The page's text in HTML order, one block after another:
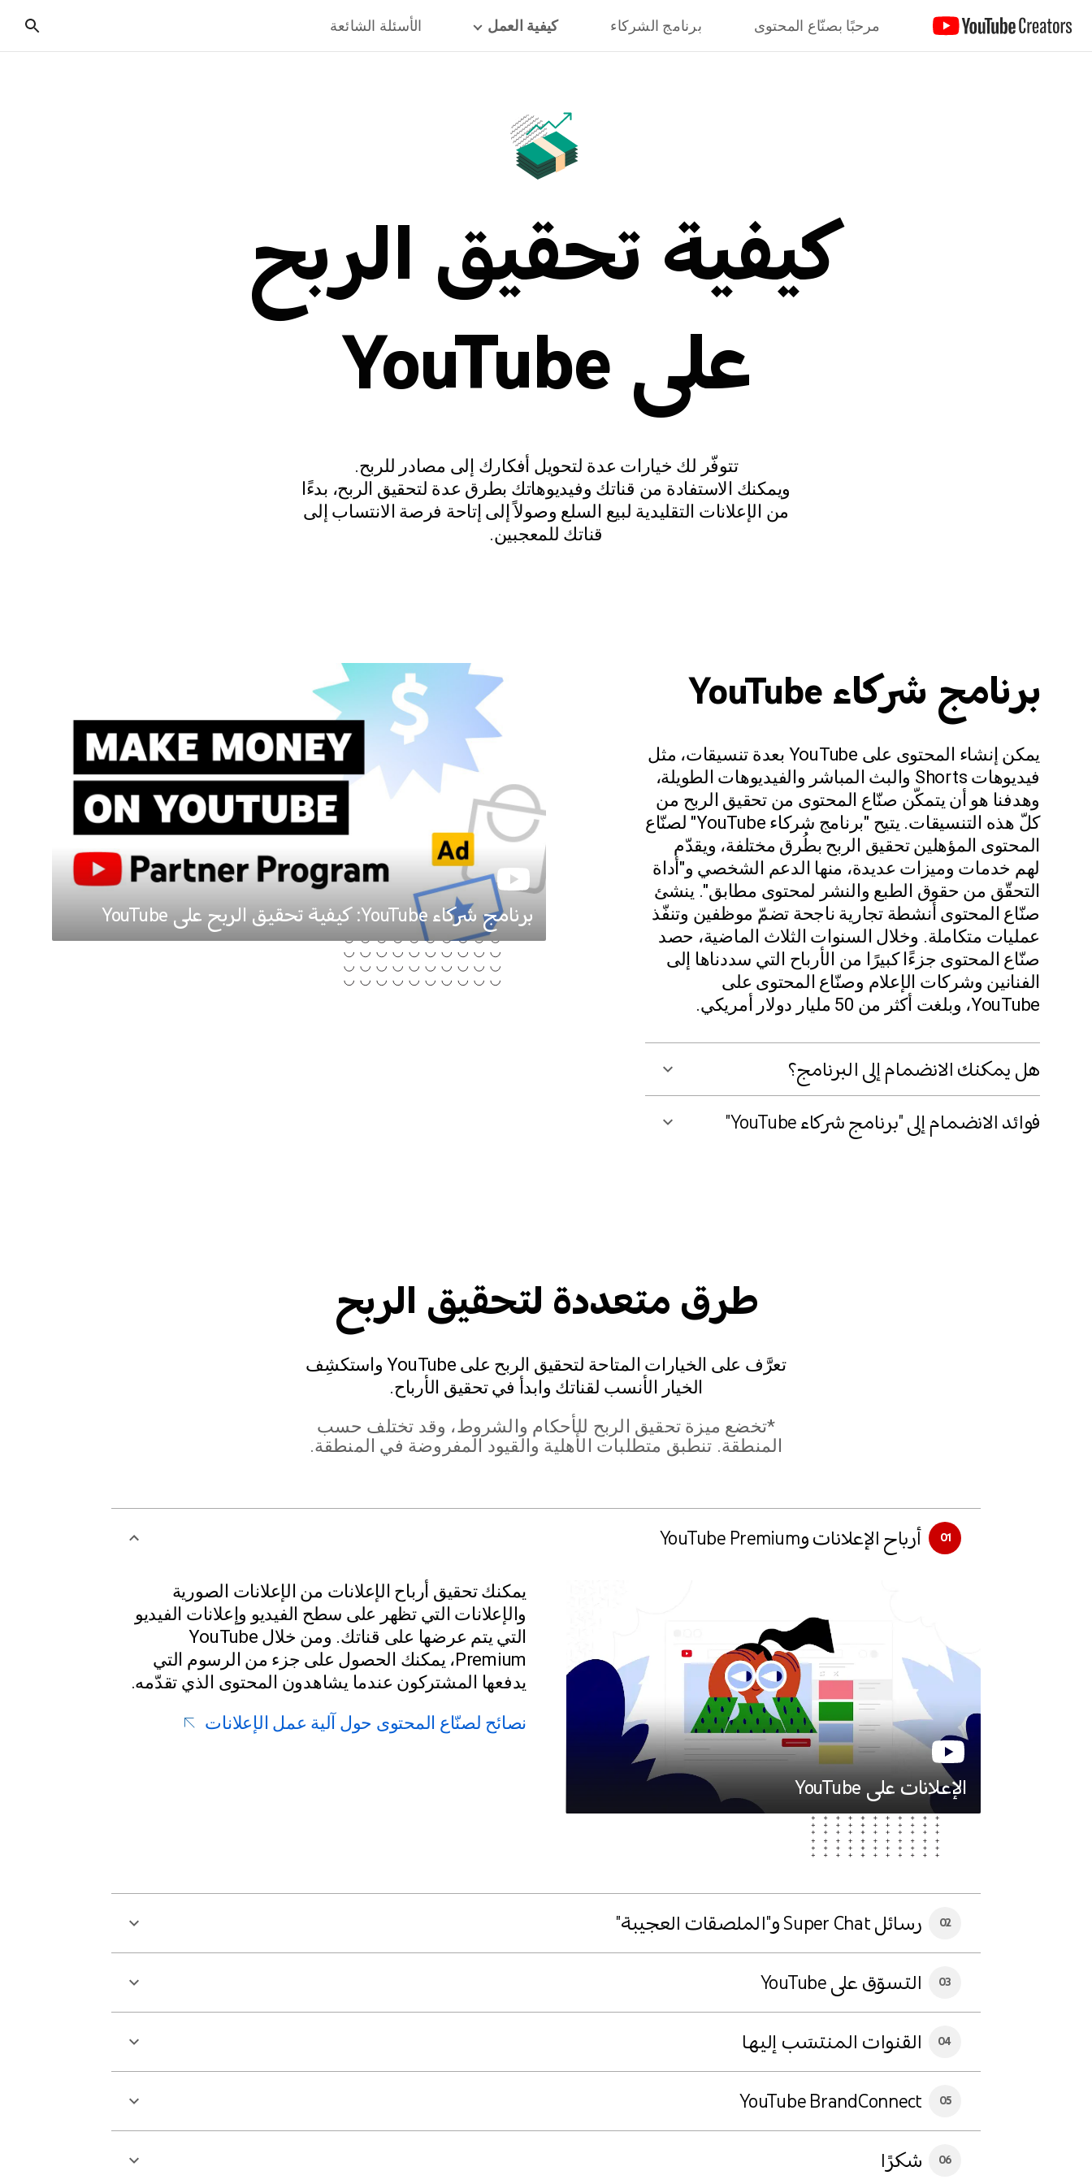
مرحبًا بصنّاع المحتوى برنامج الشركاء كيفية العمل الأسئلة الشائعة
كيفية تحقيق الربح
على YouTube
تتوفّر لك خيارات عدة لتحويل أفكارك إلى مصادر للربح.
ويمكنك الاستفادة من قناتك وفيديوهاتك بطرق عدة لتحقيق الربح، بدءًا
من الإعلانات التقليدية لبيع السلع وصولاً إلى إتاحة فرصة الانتساب إلى
قناتك للمعجبين.
برنامج شركاء YouTube
يمكن إنشاء المحتوى على YouTube بعدة تنسيقات، مثل
فيديوهات Shorts والبث المباشر والفيديوهات الطويلة،
وهدفنا هو أن يتمكّن صنّاع المحتوى من تحقيق الربح من
كلّ هذه التنسيقات. يتيح "برنامج شركاء YouTube" لصنّاع
المحتوى المؤهلين تحقيق الربح بطُرق مختلفة، ويقدّم
لهم خدمات وميزات عديدة، منها الدعم الشخصي و"أداة
التحقّق من حقوق الطبع والنشر لمحتوى مطابق". ينشئ
صنّاع المحتوى أنشطة تجارية ناجحة تضمّ موظفين وتنفّذ
عمليات متكاملة. وخلال السنوات الثلاث الماضية، حصد
صنّاع المحتوى جزءًا كبيرًا من الأرباح التي سددناها إلى
الفنانين وشركات الإعلام وصنّاع المحتوى على
YouTube، وبلغت أكثر من 50 مليار دولار أمريكي.
برنامج شركاء YouTube: كيفية تحقيق الربح على YouTube
هل يمكنك الانضمام إلى البرنامج؟
فوائد الانضمام إلى "برنامج شركاء YouTube"
طرق متعددة لتحقيق الربح
تعرَّف على الخيارات المتاحة لتحقيق الربح على YouTube واستكشِف
الخيار الأنسب لقناتك وابدأ في تحقيق الأرباح.
*تخضع ميزة تحقيق الربح للأحكام والشروط، وقد تختلف حسب
المنطقة. تنطبق متطلبات الأهلية والقيود المفروضة في المنطقة.
01 أرباح الإعلانات وYouTube Premium
الإعلانات على YouTube
يمكنك تحقيق أرباح الإعلانات من الإعلانات الصورية
والإعلانات التي تظهر على سطح الفيديو وإعلانات الفيديو
التي يتم عرضها على قناتك. ومن خلال YouTube
Premium، يمكنك الحصول على جزء من الرسوم التي
يدفعها المشتركون عندما يشاهدون المحتوى الذي تقدّمه.
نصائح لصنّاع المحتوى حول آلية عمل الإعلانات
02 رسائل Super Chat و"الملصقات العجيبة"
03 التسوّق على YouTube
04 القنوات المنتسَب إليها
05
YouTube BrandConnect
06 شكرًا